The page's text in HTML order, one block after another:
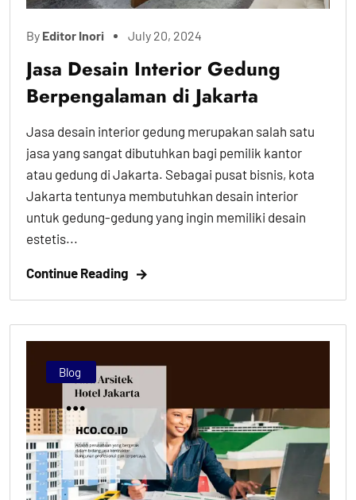
By Editor Inori July 20, 2024
Jasa Desain Interior Gedung
Berpengalaman di Jakarta
Jasa desain interior gedung merupakan salah satu
jasa yang sangat dibutuhkan bagi pemilik kantor
atau gedung di Jakarta. Sebagai pusat bisnis, kota
Jakarta tentunya membutuhkan desain interior
untuk gedung-gedung yang ingin memiliki desain
estetis...
Continue Reading
Blog